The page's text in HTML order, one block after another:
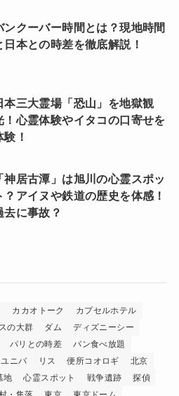
ンクーバー時間とは？現地時間
日本との時差を徹底解説！
本三大霊場「恐山」を地獄観
！心霊体験やイタコの口寄せを
験！
神居古潭」は旭川の心霊スポッ
？アイヌや鉄道の歴史を体感！
去に事故？
カカオトーク
カプセルホテル
の大群 ダム
ディズニーシー
パリとの時差
パン食べ放題
ユニバ リス 便所コオロギ
北京
地 心霊スポット 戦争遺跡
探偵